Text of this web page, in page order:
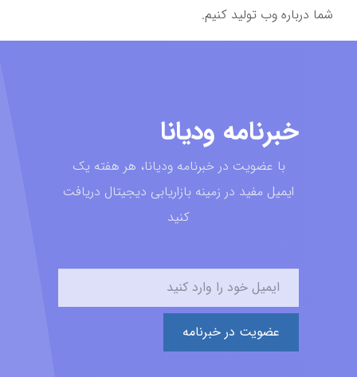
شما درباره وب تولید کنیم.
خبرنامه ودیانا
با عضویت در خبرنامه ودیانا، هر هفته یک
ایمیل مفید در زمینه بازاریابی دیجیتال دریافت
کنید
عضویت در خبرنامه